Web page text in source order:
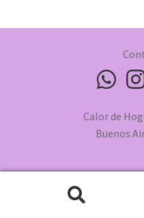
Calor de
Buenos